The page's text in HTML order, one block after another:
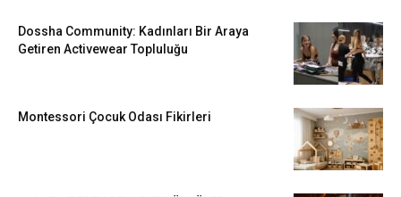
Dossha Community: Kadınları Bir Araya
Getiren Activewear Topluluğu
Montessori Çocuk Odası Fikirleri